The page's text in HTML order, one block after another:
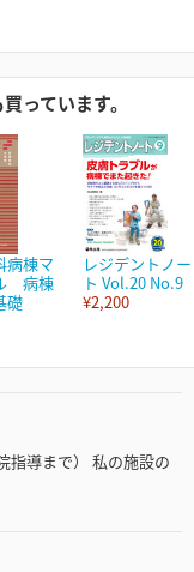
っています。
病棟マ
病棟
礎
レジデントノー
ト Vol.20 No.9
¥2,200
指導まで） 私の施設の